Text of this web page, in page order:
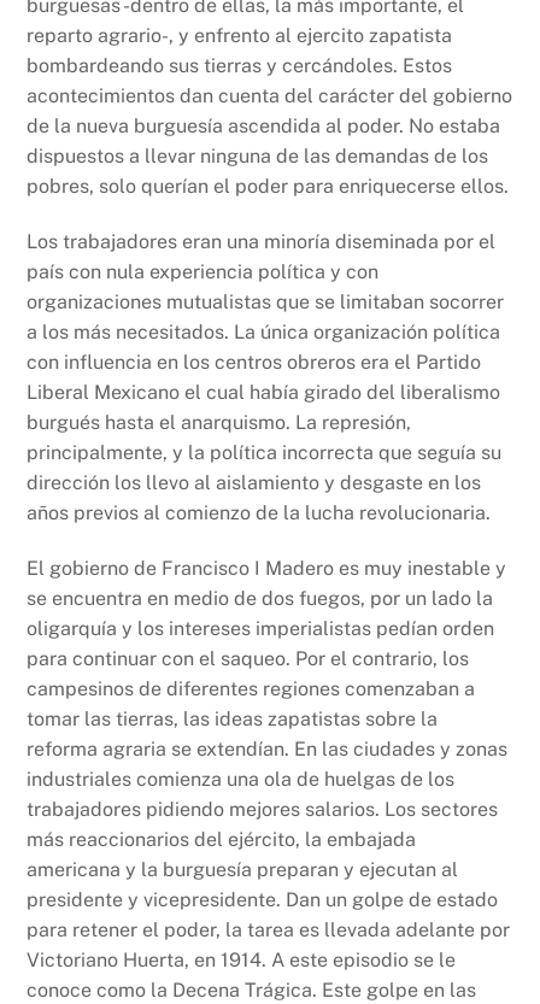
burguesas -dentro de ellas, la más importante, el
reparto agrario-, y enfrento al ejercito zapatista
bombardeando sus tierras y cercándoles. Estos
acontecimientos dan cuenta del carácter del gobierno
de la nueva burguesía ascendida al poder. No estaba
dispuestos a llevar ninguna de las demandas de los
pobres, solo querían el poder para enriquecerse ellos.
Los trabajadores eran una minoría diseminada por el
país con nula experiencia política y con
organizaciones mutualistas que se limitaban socorrer
a los más necesitados. La única organización política
con influencia en los centros obreros era el Partido
Liberal Mexicano el cual había girado del liberalismo
burgués hasta el anarquismo. La represión,
principalmente, y la política incorrecta que seguía su
dirección los llevo al aislamiento y desgaste en los
años previos al comienzo de la lucha revolucionaria.
El gobierno de Francisco I Madero es muy inestable y
se encuentra en medio de dos fuegos, por un lado la
oligarquía y los intereses imperialistas pedían orden
para continuar con el saqueo. Por el contrario, los
campesinos de diferentes regiones comenzaban a
tomar las tierras, las ideas zapatistas sobre la
reforma agraria se extendían. En las ciudades y zonas
industriales comienza una ola de huelgas de los
trabajadores pidiendo mejores salarios. Los sectores
más reaccionarios del ejército, la embajada
americana y la burguesía preparan y ejecutan al
presidente y vicepresidente. Dan un golpe de estado
para retener el poder, la tarea es llevada adelante por
Victoriano Huerta, en 1914. A este episodio se le
conoce como la Decena Trágica. Este golpe en las